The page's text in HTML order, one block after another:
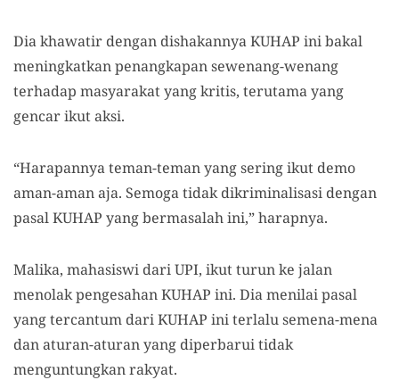
Dia khawatir dengan dishakannya KUHAP ini bakal
meningkatkan penangkapan sewenang-wenang
terhadap masyarakat yang kritis, terutama yang
gencar ikut aksi.
“Harapannya teman-teman yang sering ikut demo
aman-aman aja. Semoga tidak dikriminalisasi dengan
pasal KUHAP yang bermasalah ini,” harapnya.
Malika, mahasiswi dari UPI, ikutturun ke jalan
menolak pengesahan KUHAP ini. Diamenilai pasal
yang tercantum dari KUHAP ini terlalu semena-mena
dan aturan-aturan yang diperbarui tidak
menguntungkan rakyat.